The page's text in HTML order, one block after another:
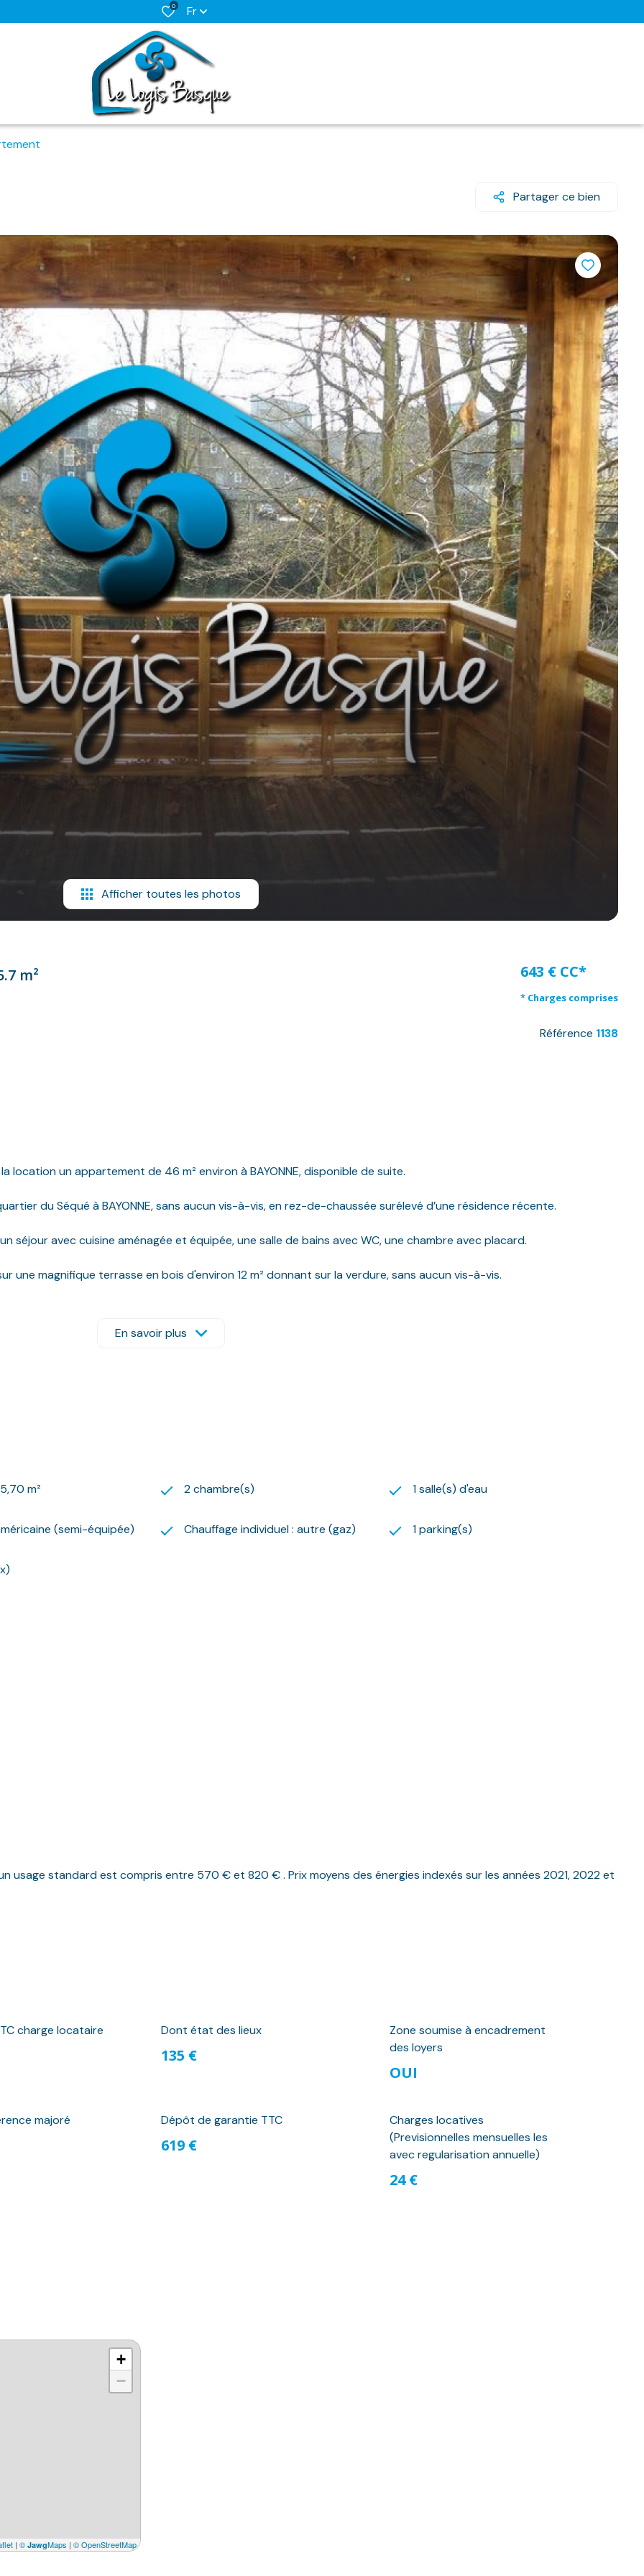
0 Fr
Partager ce bien
Afficher toutes les photos
m²
643 € CC*
* Charges comprises
Référence 1138
un appartement de 46 m² environ à BAYONNE, disponible de suite.
du Séqué à BAYONNE, sans aucun vis-à-vis, en rez-de-chaussée surélevé d’une résidence récente.
séjour avec cuisine aménagée et équipée, une salle de bains avec WC, une chambre avec placard.
une magnifique terrasse en bois d'environ 12 m² donnant sur la verdure, sans aucun vis-à-vis.
Laurence au 06.69.67.71.38. ou Le Logis Basque au : 05.59.59.09.54.
votre dossier de candidature par mail sur l’adresse suivante :
des loyers fixé par arrêté préfectoral.
En savoir plus
m² 2 chambre(s) 1 salle(s) d'eau
(semi-équipée) Chauffage individuel : autre (gaz) 1 parking(s)
usage standard est compris entre 570 € et 820 € . Prix moyens des énergies indexés sur les années 2021, 2022 et
charge locataire Dont état des lieux
135 €
Zone soumise à encadrement
des loyers
OUI
majoré Dépôt de garantie TTC
619 €
Charges locatives
(Previsionnelles mensuelles les
avec regularisation annuelle)
24 €
+
−
| © JawgMaps | © OpenStreetMap